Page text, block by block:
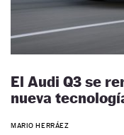
El Audi Q3 se
nueva
MARIO HERRÁEZ